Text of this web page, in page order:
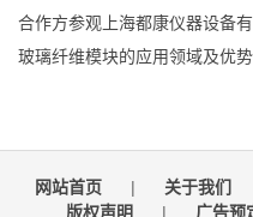
合作方参观上海都康仪器设备
玻璃纤维模块的应用领域及优
网站首页 | 关于我们
版权声明
| 广告预